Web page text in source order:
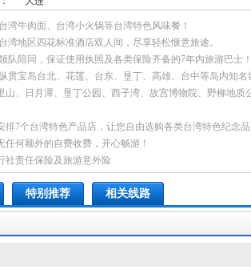
湾牛肉面、台湾小火锅等台湾特色风味餐！
湾地区四花标准酒店双人间，尽享轻松惬意旅途。
队陪同，保证使用执照及各类保险齐备的7年内旅游巴士
贯宝岛台北、花莲、台东、垦丁、高雄、台中等岛内知名
山、日月潭、垦丁公园、西子湾、故宫博物院、野柳地质
7个台湾特色产品店，让您自由选购各类台湾特色纪念
何额外的自费收费，开心畅游！
责任保险及旅游意外险
特别推荐 相关线路